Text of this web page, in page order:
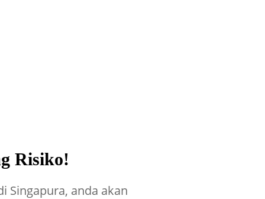
Risiko!
Singapura, anda akan